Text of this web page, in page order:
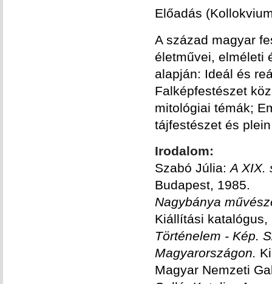
Előadás
A század magyar
életművei, elméleti
alapján: Ideál és
Falképfestészet
mitológiai témák;
tájfestészet és
Irodalom:
Szabó Júlia:A XIX.
Budapest, 1985.
Nagybánya
Kiállítási katalógus,
Történelem - Kép.
Magyarországon.
Magyar Nemzeti